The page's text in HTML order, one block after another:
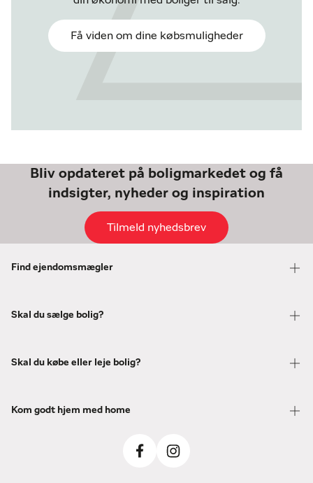
Få viden om dine købsmuligheder
Bliv opdateret på boligmarkedet og få
indsigter, nyheder og inspiration
Tilmeld nyhedsbrev
Find ejendomsmægler
Skal du sælge bolig?
Skal du købe eller leje bolig?
Kom godt hjem med home